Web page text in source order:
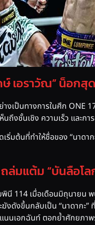
เอราวัณ” น็อกสุ
ย่างเป็นทางการในศึก
นถึงชั้นเชิง ความเร็ว แล
ริ่มต้นที่ทำให้ชื่อของ “นาด
ล่มแต้ม “บันลือโล
นี 114 เมื่อเดือนมิถุนายน
งดังขึ้นกลับเป็น “นาดากะ
นนเอกฉันท์ ตอกย้ำศักยภา